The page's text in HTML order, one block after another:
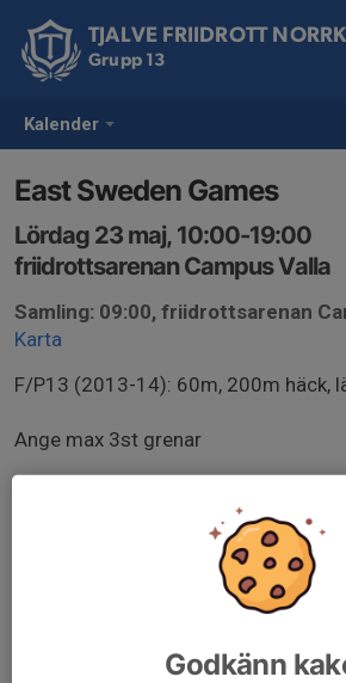
Kalender
TJALVE FRIIDROTT
Grupp 13
East Sweden Games
Lördag 23 maj, 10:00-19:00
friidrottsarenan Campus Valla
Samling: 09:00, friidrottsarenan
Karta
F/P13 (2013-14): 60m, 200m häck,
Ange max 3st grenar
innan grenstart. Digital avprickning
977e-4be8-95ec-Godkänn